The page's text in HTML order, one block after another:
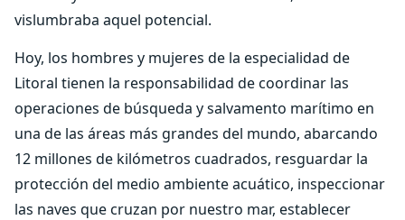
vislumbraba aquel potencial.
Hoy, los hombres y mujeres de la especialidad de
Litoral tienen la responsabilidad de coordinar las
operaciones de búsqueda y salvamento marítimo en
una de las áreas más grandes del mundo, abarcando
12 millones de kilómetros cuadrados, resguardar la
protección del medio ambiente acuático, inspeccionar
las naves que cruzan por nuestro mar, establecer